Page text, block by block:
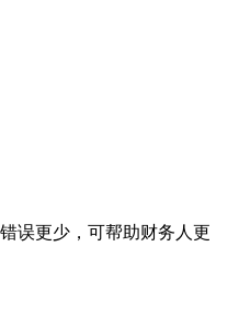
误更少，可帮助财务人更